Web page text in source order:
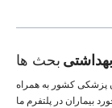
بحث ها
پزشکی کشور به همراه